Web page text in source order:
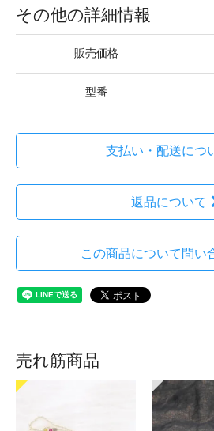
その他の詳細情報
販売価格
型番
支払い・配送につ
返品について
この商品について問い
売れ筋商品